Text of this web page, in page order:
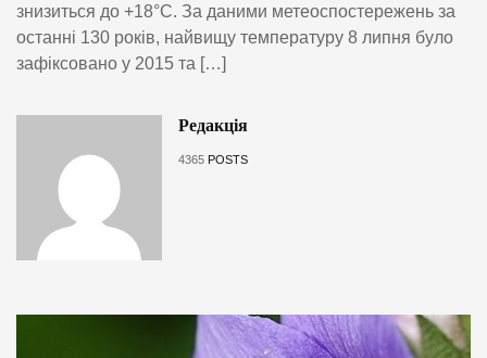
знизиться до +18°C. За даними метеоспостережень за
останні 130 років, найвищу температуру 8 липня було
зафіксовано у 2015 та […]
Редакція
4365 POSTS